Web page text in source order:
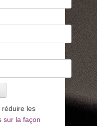
réduire les
sur la façon